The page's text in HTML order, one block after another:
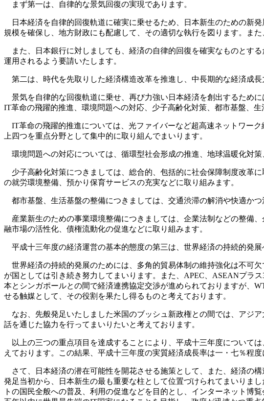
まず第一は、自律的な景気回復の実現であります。
日本経済を自律的回復軌道に確実に乗せるため、日本新生のための新
規模を確保し、地方財政にも配慮して、その適切な執行を図ります。ま
また、日本銀行に対しましても、経済の自律的回復を確実なものとす
運用されるよう要請いたします。
第二は、時代を先取りした経済構造改革を推進し、中長期的な経済成長
景気を自律的な回復軌道に乗せ、再び力強い日本経済を創出するため
IT革命の飛躍的推進、環境問題への対応、少子高齢化対策、都市基盤、
IT革命の飛躍的推進については、光ファイバーなど超高速ネットワー
上四つを重点分野として集中的に取り組んでまいります。
環境問題への対応については、循環型社会形成の推進、地球温暖化対
少子高齢化対策につきましては、総合的、包括的に社会保障制度改革
の就労環境整備、預かり保育サービスの充実などに取り組みます。
都市基盤、生活基盤の整備につきましては、交通渋滞の解消や快適か
産業新生のための事業環境整備につきましては、企業法制などの整備
融市場の活性化、債権流動化の促進などに取り組みます。
平成十三年度の経済運営の基本的態度の第三は、世界経済の持続的発展
世界経済の持続的発展のためには、多角的貿易体制の維持強化は不可
が国としては引き続き努力してまいります。また、APEC、ASEANプラ
本とシンガポールとの間で経済連携協定交渉が進められておりますが、
せる触媒として、その役割を果たし得るものと考えております。
なお、先般発足いたしました米国のブッシュ新政権との間では、アジ
話を通じた協力を行ってまいりたいと考えております。
以上の三つの重点項目を達成することにより、平成十三年度について
えております。この結果、平成十三年度の実質経済成長率は一・七％程度
さて、日本経済の潜在可能性を開花させる施策として、また、経済の
発足当初から、日本新生の最も重要な柱として位置づけられてまいりま
トの国民全般への普及、利用の促進などを目的とし、インターネット博